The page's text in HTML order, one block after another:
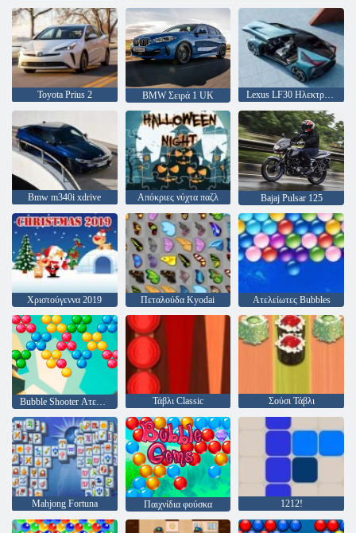
Toyota Prius 2 BMW Σειρά 1 UK Lexus LF30 Ηλεκτροφόρα
Bmw m340i xdrive Απόκριες νύχτα παζλ Bajaj Pulsar 125
Χριστούγεννα 2019 Πεταλούδα Kyodai Ατελείωτες Bubbles
Bubble Shooter Ατελείωτες Τάβλι Classic Σούσι Τάβλι
Mahjong Fortuna Παιχνίδια φούσκα 1212!